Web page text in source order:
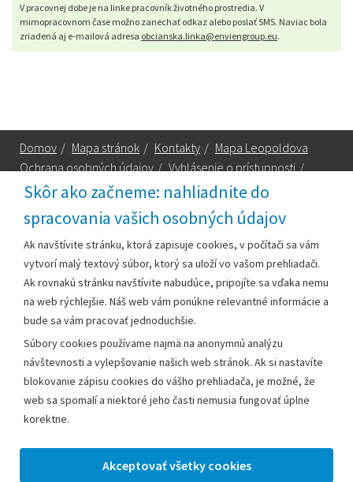
Skôr ako začneme: nahliadnite do
spracovania vašich osobných údajov
Ak navštívite stránku, ktorá zapisuje cookies, v počítači sa vám
vytvorí malý textový súbor, ktorý sa uloží vo vašom prehliadači.
Ak rovnakú stránku navštívite nabudúce, pripojíte sa vďaka nemu
na web rýchlejšie. Náš web vám ponúkne relevantné informácie a
bude sa vám pracovať jednoduchšie.
Súbory cookies používame najmä na anonymnú analýzu
návštevnosti a vylepšovanie našich web stránok. Ak si nastavíte
blokovanie zápisu cookies do vášho prehliadača, je možné, že
web sa spomalí a niektoré jeho časti nemusia fungovať úplne
korektne.
V pracovnej dobe je na linke pracovník životného prostredia. V
mimopracovnom čase možno zanechať odkaz alebo poslať SMS. Naviac bola
zriadená aj e-mailová adresa obcianska.linka@enviengroup.eu.
Domov / Mapa stránok / Kontakty / Mapa Leopoldova
Ochrana osobných údajov / Vyhlásenie o prístupnosti /
Technická podpora
Mestský úrad Leopoldov
Hlohovská cesta 1818/2A
920 41 Leopoldov
Kontakt:
Telefón:+42133/285 27 11
Email:
mesto@leopoldov.sk
primatorka@leopoldov.sk